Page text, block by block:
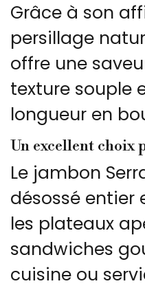
Grâce à son
persillage
offre une
texture souple
longueur en
Un excellent choix
Le jambon
désossé
les plateaux
sandwiches
cuisine ou